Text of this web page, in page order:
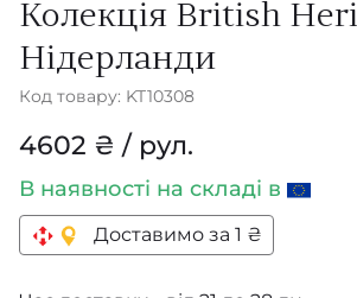
Колекція British
Нідерланди
Код товару: KT10308
4602 ₴ / рул.
В наявності на складі в
Доставимо за 1 ₴